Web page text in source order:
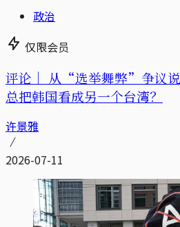
政治
仅限会员
评论｜ 从“选举舞弊”争议
总把韩国看成另一个台湾？
许景雅
2026-07-11